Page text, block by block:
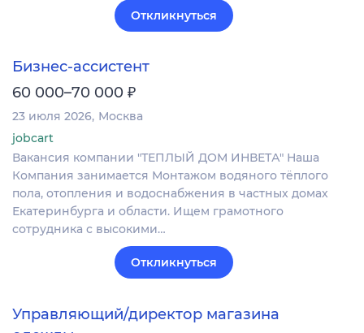
Откликнуться
Бизнес-ассистент
60 000–70 000 ₽
23 июля 2026 Москва
jobcart
Вакансия компании "ТЕПЛЫЙ ДОМ ИНВЕТА" Наша
Компания занимается Монтажом водяного тёплого
пола, отопления и водоснабжения в частных домах
Екатеринбурга и области. Ищем грамотного
сотрудника с высокими…
Откликнуться
Управляющий/директор магазина